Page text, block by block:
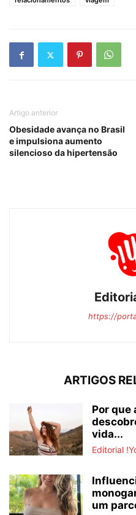
Artigo anterior
Obesidade avança no Brasil
e impulsiona aumento
silencioso da hipertensão
https://
ARTIGOS
Por que
vida...
Editorial
um